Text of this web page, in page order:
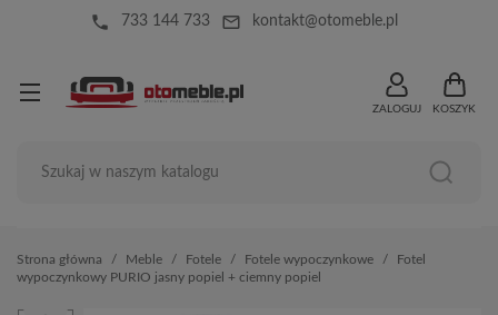
local_phone 733 144 733 mail_outline kontakt@otomeble.pl
ZALOGUJ KOSZYK
Strona główna Meble Fotele Fotele wypoczynkowe
Fotel
wypoczynkowy PURIO jasny popiel + ciemny popiel